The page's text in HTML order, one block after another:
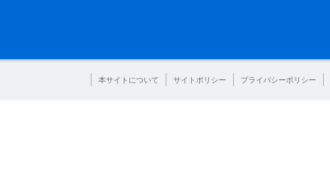
本サイトについて サイトポリシー プライバシーポリシー